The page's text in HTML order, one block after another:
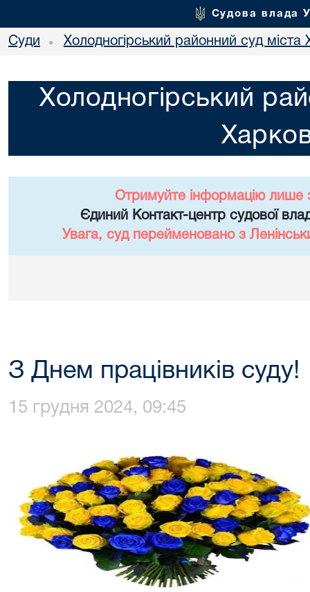
Судова влада
Суди • Холодногірський районний суд міста
Холодногірський
Отримуйте інформацію лише
Єдиний Контакт-центр судової
Увага, суд перейменовано з
З Днем працівників суду!
15 грудня 2024, 09:45